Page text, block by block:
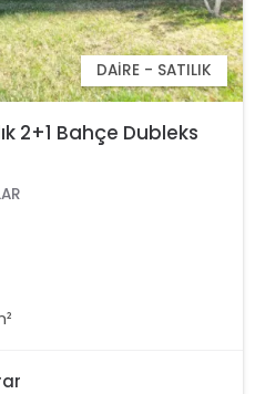
DAIRE - SATILIK
2+1 Bahçe Dubleks